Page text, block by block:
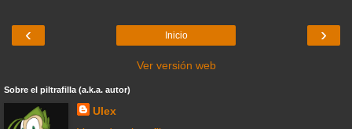
‹ ›
Inicio
Ver versión web
Sobre el piltrafilla (a.k.a. autor)
Ulex